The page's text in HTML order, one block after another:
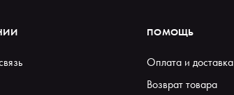
ПОМОЩЬ
Оплата и доставка
Возврат товара